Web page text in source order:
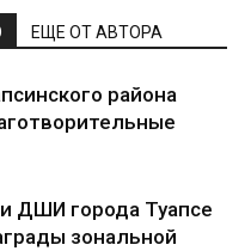
ЕЩЕ ОТ АВТОРА
района
ДШИ города Туапсе
зональной